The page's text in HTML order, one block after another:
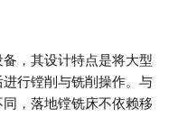
，其设计特点是将大型
行镗削与铣削操作。与
，​​落地镗铣床不依赖移